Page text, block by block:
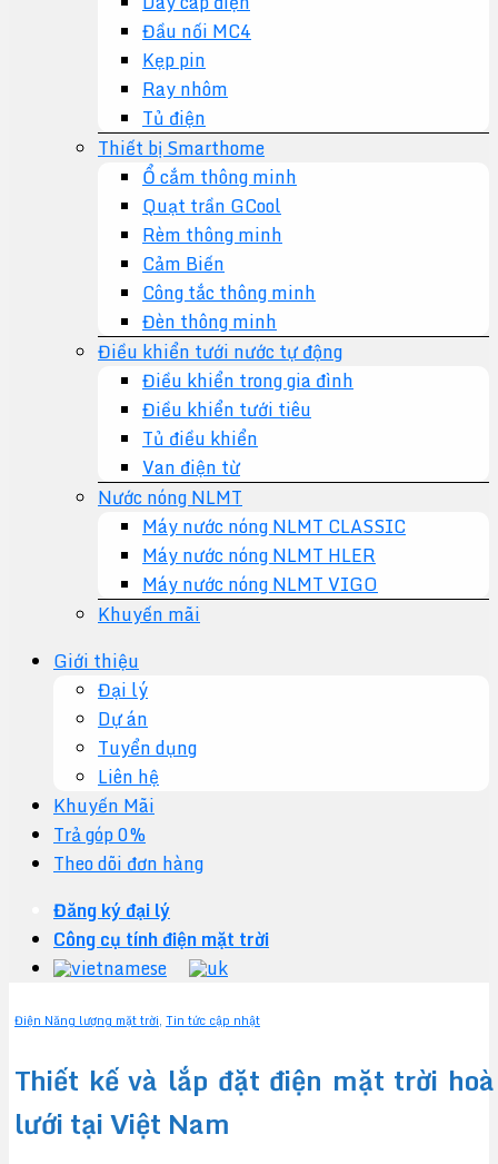
Đầu nối MC4
Kẹp pin
Ray nhôm
Tủ điện
Thiết bị Smarthome
Ổ cắm thông minh
Quạt trần GCool
Rèm thông minh
Cảm Biến
Công tắc thông minh
Đèn thông minh
Điều khiển tưới nước tự động
Điều khiển trong gia đình
Điều khiển tưới tiêu
Tủ điều khiển
Van điện từ
Nước nóng NLMT
Máy nước nóng NLMT CLASSIC
Máy nước nóng NLMT HLER
Máy nước nóng NLMT VIGO
Khuyến mãi
Giới thiệu
Đại lý
Dự án
Tuyển dụng
Liên hệ
Khuyến Mãi
Trả góp 0%
Theo dõi đơn hàng
Đăng ký đại lý
Công cụ tính điện mặt trời
Điện Năng lượng mặt trời, Tin tức cập nhật
Thiết kế và lắp đặt điện mặt trời hoà
lưới tại Việt Nam